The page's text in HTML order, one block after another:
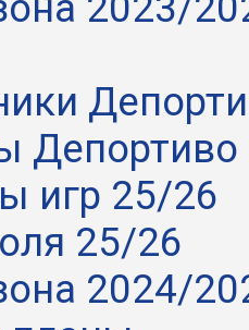
игр 25/26
25/26
2024/